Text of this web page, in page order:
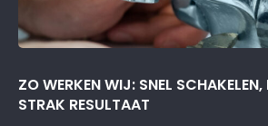
ZO WERKEN WIJ: SNEL
STRAK RESULTAAT